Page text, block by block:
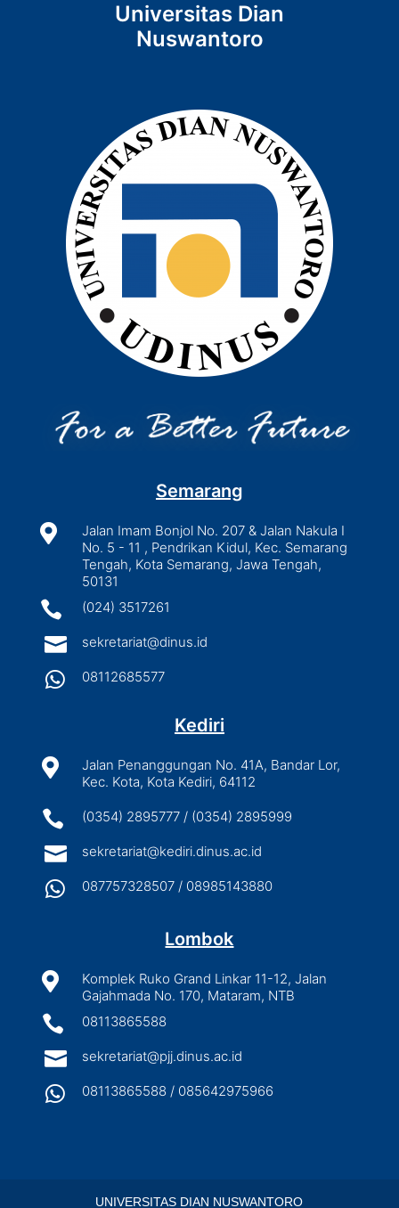
Universitas Dian
Nuswantoro
Semarang

Jalan Imam Bonjol No. 207 & Jalan Nakula I
No. 5 - 11 , Pendrikan Kidul, Kec. Semarang
Tengah, Kota Semarang, Jawa Tengah,
50131
 (024) 3517261
 sekretariat@dinus.id
 08112685577
Kediri

Jalan Penanggungan No. 41A, Bandar Lor,
Kec. Kota, Kota Kediri, 64112
 (0354) 2895777 / (0354) 2895999
 sekretariat@kediri.dinus.ac.id
 087757328507 / 08985143880
Lombok

Komplek Ruko Grand Linkar 11-12, Jalan
Gajahmada No. 170, Mataram, NTB
 08113865588
 sekretariat@pjj.dinus.ac.id
 08113865588 / 085642975966
UNIVERSITAS DIAN NUSWANTORO